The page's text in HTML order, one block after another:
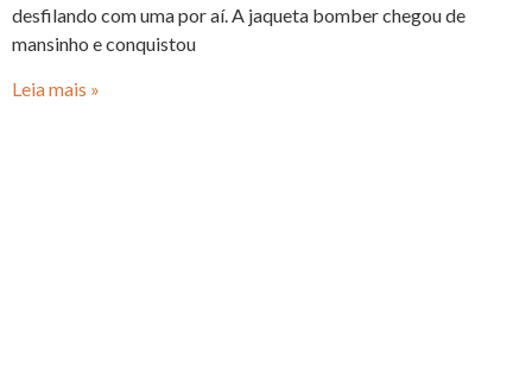
desfilando com uma por aí. A jaqueta bomber chegou de
mansinho e conquistou
Leia mais »